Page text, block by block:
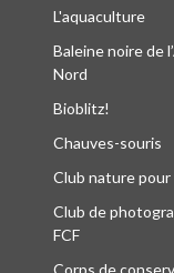
L'aquaculture
Baleine noire de
Nord
Bioblitz!
Chauves-souris
Club nature pour
Club de
FCF
Corps de